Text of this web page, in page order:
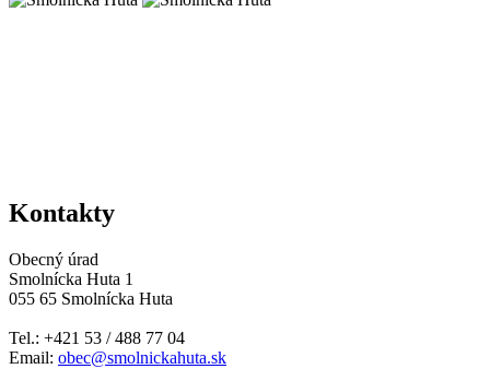
Kontakty
Obecný úrad
Smolnícka Huta 1
055 65 Smolnícka Huta
Tel.: +421 53 / 488 77 04
Email: obec@smolnickahuta.sk